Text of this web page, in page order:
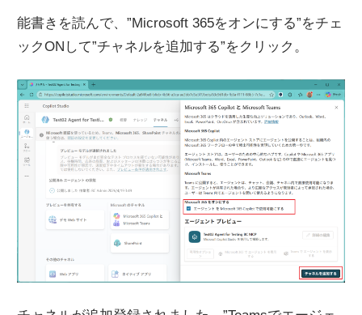
能書きを読んで、”Microsoft 365をオンにする”をチェ
ックONして”チャネルを追加する”をクリック。